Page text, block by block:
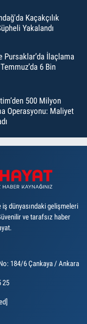
Kaçakçılık
Yakalandı
Pursaklar’da İlaçlama
6 Bin
500 Milyon
Operasyonu: Maliyet
dünyasındaki gelişmeleri
ve tarafsız haber
184/6 Çankaya / Ankara
25